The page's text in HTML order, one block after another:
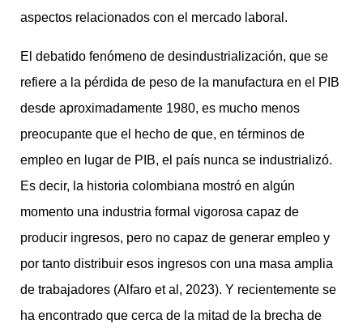
aspectos relacionados con el mercado laboral.
El debatido fenómeno de desindustrialización, que se
refiere a la pérdida de peso de la manufactura en el PIB
desde aproximadamente 1980, es mucho menos
preocupante que el hecho de que, en términos de
empleo en lugar de PIB, el país nunca se industrializó.
Es decir, la historia colombiana mostró en algún
momento una industria formal vigorosa capaz de
producir ingresos, pero no capaz de generar empleo y
por tanto distribuir esos ingresos con una masa amplia
de trabajadores (Alfaro et al, 2023). Y recientemente se
ha encontrado que cerca de la mitad de la brecha de